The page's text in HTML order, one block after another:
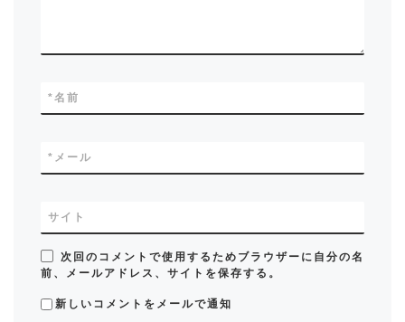
名前
*
メール
*
サイト
次回のコメントで使用するためブラウザーに自分の名
前、メールアドレス、サイトを保存する。
新しいコメントをメールで通知